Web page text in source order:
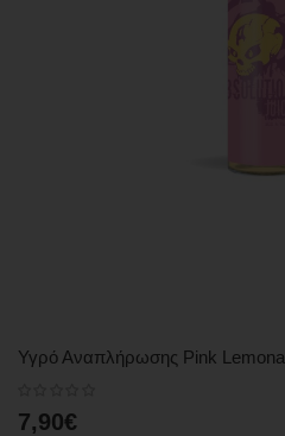
Υγρό Αναπλήρωσης Pink
7,90€